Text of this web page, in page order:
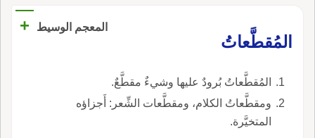
المعجم الوسيط
+
المُقطَّعاتُ
المُقطَّعاتُ بُرودٌ عليها وشيءٌ مقطَّعٌ.
ومقطَّعاتُ الكلام، ومقطَّعات الشِّعر: أَجزاؤه
المتخيَّرة.